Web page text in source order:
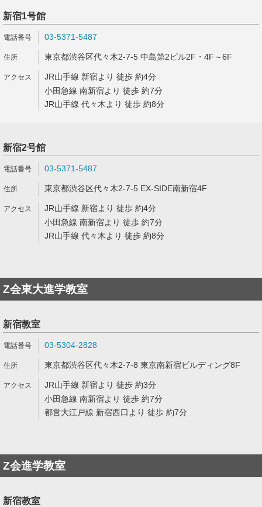
新宿1号館
03-5371-5487
東京都渋谷区代々木2-7-5 中島第2ビル2F・4F～6F
JR山手線 新宿より 徒歩 約4分
小田急線 南新宿より 徒歩 約7分
JR山手線 代々木より 徒歩 約8分
新宿2号館
03-5371-5487
東京都渋谷区代々木2-7-5 EX-SIDE南新宿4F
JR山手線 新宿より 徒歩 約4分
小田急線 南新宿より 徒歩 約7分
JR山手線 代々木より 徒歩 約8分
Z会東大進学教室
新宿教室
03-5304-2828
東京都渋谷区代々木2-7-8 東京南新宿ビルディング8F
JR山手線 新宿より 徒歩 約3分
小田急線 南新宿より 徒歩 約7分
都営大江戸線 新宿西口より 徒歩 約7分
Z会進学教室
新宿教室